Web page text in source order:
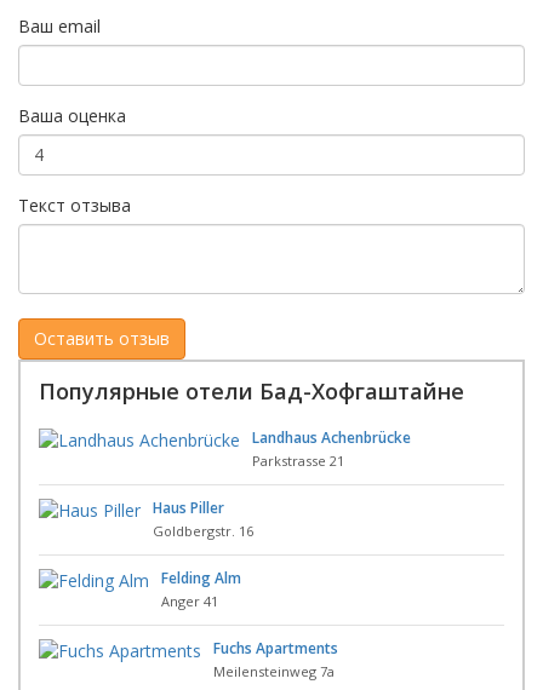
Ваш email
Ваша оценка
Текст отзыва
Популярные отели Бад-Хофгаштайне
Landhaus Achenbrücke
Parkstrasse 21
Haus Piller
Goldbergstr. 16
Felding Alm
Anger 41
Fuchs Apartments
Meilensteinweg 7a